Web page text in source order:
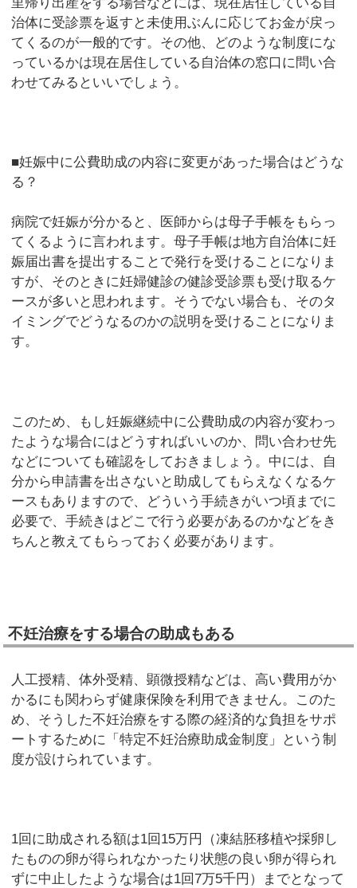
治体に受診票を返すと未使用ぶんに応じてお金が戻っ
てくるのが一般的です。その他、どのような制度にな
っているかは現在居住している自治体の窓口に問い合
わせてみるといいでしょう。
■妊娠中に公費助成の内容に変更があった場合はどうな
る？
病院で妊娠が分かると、医師からは母子手帳をもらっ
てくるように言われます。母子手帳は地方自治体に妊
娠届出書を提出することで発行を受けることになりま
すが、そのときに妊婦健診の健診受診票も受け取るケ
ースが多いと思われます。そうでない場合も、そのタ
イミングでどうなるのかの説明を受けることになりま
す。
このため、もし妊娠継続中に公費助成の内容が変わっ
たような場合にはどうすればいいのか、問い合わせ先
などについても確認をしておきましょう。中には、自
分から申請書を出さないと助成してもらえなくなるケ
ースもありますので、どういう手続きがいつ頃までに
必要で、手続きはどこで行う必要があるのかなどをき
ちんと教えてもらっておく必要があります。
不妊治療をする場合の助成もある
人工授精、体外受精、顕微授精などは、高い費用がか
かるにも関わらず健康保険を利用できません。このた
め、そうした不妊治療をする際の経済的な負担をサポ
ートするために「特定不妊治療助成金制度」という制
度が設けられています。
1回に助成される額は1回15万円（凍結胚移植や採卵し
たものの卵が得られなかったり状態の良い卵が得られ
ずに中止したような場合は1回7万5千円）までとなって